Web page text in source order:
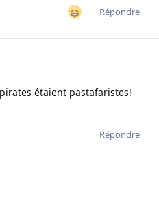
Répondre
étaient pastafaristes!
Répondre